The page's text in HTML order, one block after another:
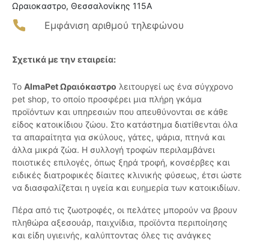
Ωραιοκαστρο, Θεσσαλονίκης 115A
Εμφάνιση αριθμού τηλεφώνου
Σχετικά με την εταιρεία:
Το AlmaPet Ωραιόκαστρο λειτουργεί ως ένα σύγχρονο
pet shop, το οποίο προσφέρει μια πλήρη γκάμα
προϊόντων και υπηρεσιών που απευθύνονται σε κάθε
είδος κατοικίδιου ζώου. Στο κατάστημα διατίθενται όλα
τα απαραίτητα για σκύλους, γάτες, ψάρια, πτηνά και
άλλα μικρά ζώα. Η συλλογή τροφών περιλαμβάνει
ποιοτικές επιλογές, όπως ξηρά τροφή, κονσέρβες και
ειδικές διατροφικές δίαιτες κλινικής φύσεως, έτσι ώστε
να διασφαλίζεται η υγεία και ευημερία των κατοικιδίων.
Πέρα από τις ζωοτροφές, οι πελάτες μπορούν να βρουν
πληθώρα αξεσουάρ, παιχνίδια, προϊόντα περιποίησης
και είδη υγιεινής, καλύπτοντας όλες τις ανάγκες